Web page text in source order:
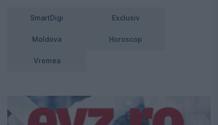
SmartDigi Exclusiv
Moldova Horoscop
Vremea